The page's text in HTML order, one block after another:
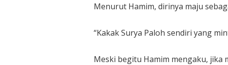
Menurut Hamim, dirinya maju
“Kakak Surya Paloh sendiri yang
Meski begitu Hamim mengaku, jika